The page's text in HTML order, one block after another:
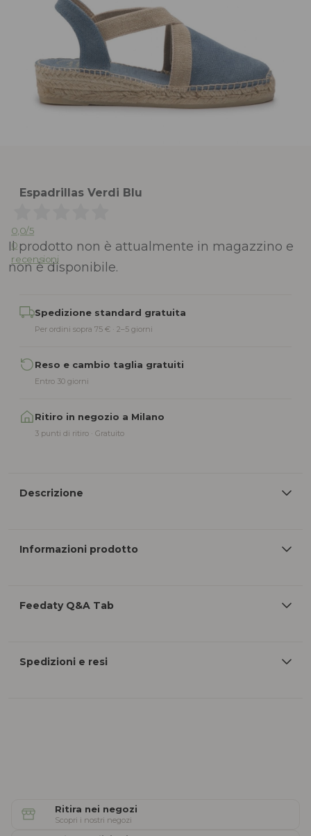
Espadrillas Verdi Blu
0,0/5
0
recensioni
Il prodotto non è attualmente in magazzino e
non è disponibile.
Spedizione standard gratuita
Per ordini sopra 75 € · 2–5 giorni
Reso e cambio taglia gratuiti
Entro 30 giorni
Ritiro in negozio a Milano
3 punti di ritiro · Gratuito
Descrizione
Informazioni prodotto
Feedaty Q&A Tab
Spedizioni e resi
Ritira nei negozi
Scopri i nostri negozi